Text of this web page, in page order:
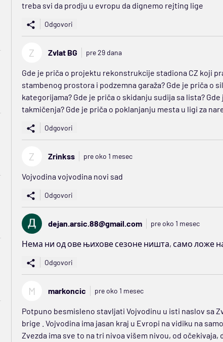
treba svi da prodju u evropu da dignemo rejting lige
Odgovori
Z Zvlat BG pre 29 dana
Gde je priča o projektu rekonstrukcije stadiona CZ koji
stambenog prostora i podzemna garaža? Gde je priča o
kategorijama? Gde je priča o skidanju sudija sa lista?
takmičenja? Gde je priča o poklanjanju mesta u ligi za
Odgovori
Z Zrinkss pre oko 1 mesec
Vojvodina vojvodina novi sad
Odgovori
dejan.arsic.88@gmail.com pre oko 1 mesec
Нема ни од ове њихове сезоне ништа, само ложе
Odgovori
M markoncic pre oko 1 mesec
Potpuno besmisleno stavljati Vojvodinu u isti naslov sa
brige . Vojvodina ima jasan kraj u Evropi na vidiku na
Zvezda ima sve to na tri nivoa višem nivou, od